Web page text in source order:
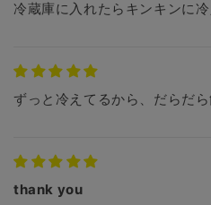
冷蔵庫に入れたらキンキンに冷
ずっと冷えてるから、だらだ
thank you